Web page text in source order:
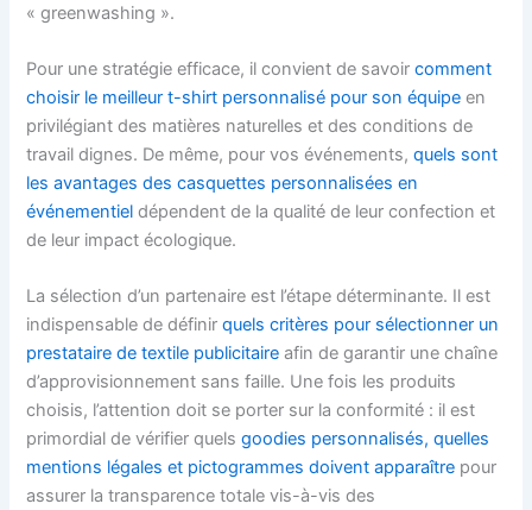
« greenwashing ».
Pour une stratégie efficace, il convient de savoircomment
choisir le meilleur t-shirt personnalisé pour son équipe en
privilégiant des matières naturelles et des conditions de
travail dignes. De même, pour vos événements,quels sont
les avantages des casquettes personnalisées en
événementiel dépendent de la qualité de leur confection et
de leur impact écologique.
La sélection d’un partenaire est l’étape déterminante. Il est
indispensable de définirquels critères pour sélectionner un
prestataire de textile publicitaire afin de garantir une chaîne
d’approvisionnement sans faille. Une fois les produits
choisis, l’attention doit se porter sur la conformité : il est
primordial de vérifier quelsgoodies personnalisés, quelles
mentions légales et pictogrammes doivent apparaître pour
assurer la transparence totale vis-à-vis des